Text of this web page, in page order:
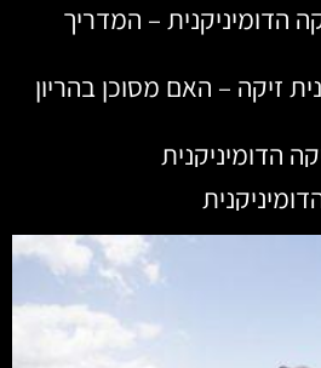
הדומיניקנית – המדריך
זיקה – האם מסוכן בהריון
הדומיניקנית